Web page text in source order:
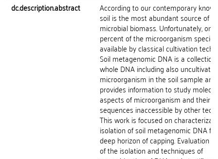
dc.description.abstract
According to our contemporary
soil is the most abundant source of
microbial biomass. Unfortunately,
percent of the microorganism
available by classical cultivation
Soil metagenomic DNA is a
whole DNA including also uncultivated
microorganism in the soil sample and
provides information to study
aspects of microorganism and their
sequences inaccessible by other
This work is focused on
isolation of soil metagenomic DNA
deep horizon of capping. Evaluation
of the isolation and techniques of